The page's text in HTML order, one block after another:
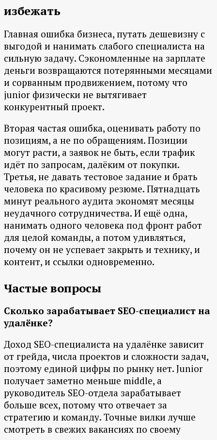
избежать
Главная ошибка бизнеса, путать дешевизну с
выгодой и нанимать слабого специалиста на
сильную задачу. Сэкономленные на зарплате
деньги возвращаются потерянными месяцами
и сорванным продвижением, потому что
junior физически не вытягивает
конкурентный проект.
Вторая частая ошибка, оценивать работу по
позициям, а не по обращениям. Позиции
могут расти, а заявок не быть, если трафик
идёт по запросам, далёким от покупки.
Третья, не давать тестовое задание и брать
человека по красивому резюме. Пятнадцать
минут реального аудита экономят месяцы
неудачного сотрудничества. И ещё одна,
нанимать одного человека под фронт работ
для целой команды, а потом удивляться,
почему он не успевает закрыть и технику, и
контент, и ссылки одновременно.
Частые вопросы
Сколько зарабатывает SEO-специалист на
удалёнке?
Доход SEO-специалиста на удалёнке зависит
от грейда, числа проектов и сложности задач,
поэтому единой цифры по рынку нет. Junior
получает заметно меньше middle, а
руководитель SEO-отдела зарабатывает
больше всех, потому что отвечает за
стратегию и команду. Точные вилки лучше
смотреть в свежих вакансиях по своему